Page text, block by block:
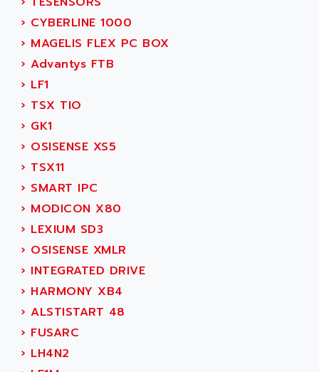
SIMOREG
SINUMERIK 800
SINUMERIK 810
PREMIUM
TWIDO
PCMCIA CARD
TFTX
SIMATIC S7-300
TDM
DIAX 2
TVM
KDV
KVR
TVD
SERVO DRIVE
AC MAINSPINDLE
ACT KERN
ACTIA
ACTIOMTECH
ACTIVA MULLER
ACTIVIB
ACTRONIC
ACU-RITE
ACU-TIME
ACX ADAP TORR
ADA
ADAC
ADAFRUIT
ADAM
ADAMCZEWSKI
ADAMEL
ADANI PSC
› CYBERLINE 1000
› MAGELIS FLEX PC BOX
› Advantys FTB
› LF1
› TSX TIO
› GK1
› OSISENSE XS5
› TSX11
› SMART IPC
› MODICON X80
› LEXIUM SD3
› OSISENSE XMLR
› INTEGRATED DRIVE
› HARMONY XB4
› ALSTISTART 48
› FUSARC
› LH4N2